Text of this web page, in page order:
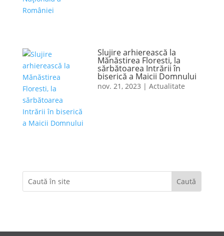
Slujire arhierească la
Mănăstirea Floresti, la
sărbătoarea Intrării în
biserică a Maicii Domnului
nov. 21, 2023 | Actualitate